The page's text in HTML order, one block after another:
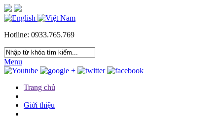
Hotline: 0933.765.769
Menu
Trang chủ
Giới thiệu